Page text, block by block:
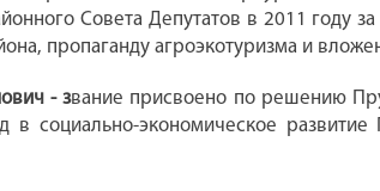
Совета Депутатов в 2011 году
пропаганду агроэкотуризма и
- звание присвоено по решению
в социально-экономическое